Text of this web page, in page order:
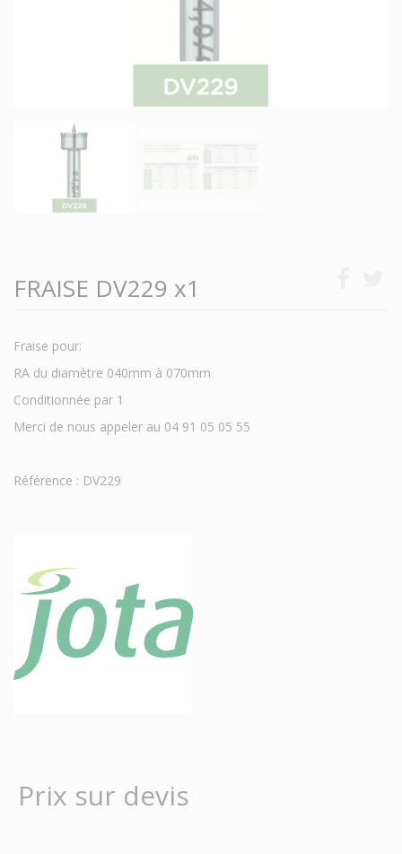
FRAISE DV229 x1
Fraise pour:
RA du diamètre 040mm à 070mm
Conditionnée par 1
Merci de nous appeler au 04 91 05 05 55
Référence : DV229
Prix sur devis